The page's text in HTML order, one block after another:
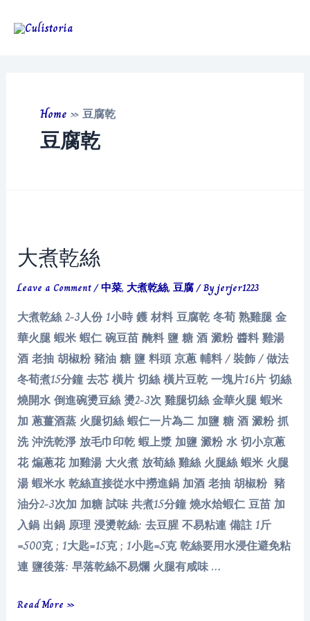
Home »豆腐乾
豆腐乾
大煮乾絲
Leave a Comment/中菜,大煮乾絲,豆腐/ Byjerjer1223
大煮乾絲 2-3人份 1小時 鑊 材料 豆腐乾 冬荀 熟雞腿 金
華火腿 蝦米 蝦仁 碗豆苗 醃料 鹽 糖 酒 澱粉 醬料 雞湯
酒 老抽 胡椒粉 豬油 糖 鹽 料頭 京蔥 輔料 / 裝飾 / 做法
冬荀煮15分鐘 去芯 橫片 切絲 橫片豆乾 一塊片16片 切絲
燒開水 倒進碗燙豆絲 燙2-3次 雞腿切絲 金華火腿 蝦米
加 蔥薑酒蒸 火腿切絲 蝦仁一片為二 加鹽 糖 酒 澱粉 抓
洗 沖洗乾淨 放毛巾印乾 蝦上漿 加鹽 澱粉 水 切小京蔥
花 煸蔥花 加雞湯 大火煮 放荀絲 雞絲 火腿絲 蝦米 火腿
湯 蝦米水 乾絲直接從水中撈進鍋 加酒 老抽 胡椒粉 豬
油分2-3次加 加糖 試味 共煮15分鐘 燒水烚蝦仁 豆苗 加
入鍋 出鍋 原理 浸燙乾絲: 去豆腥 不易粘連 備註 1斤
=500克 ; 1大匙=15克 ; 1小匙=5克 乾絲要用水浸住避免粘
連 鹽後落: 早落乾絲不易爛 火腿有咸味 …
大
Read More »